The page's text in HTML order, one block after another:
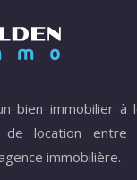
bien immobilier à
de location entre
immobilière.